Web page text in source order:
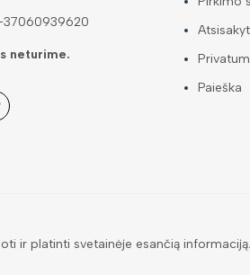
neturime.
Paieška
ir platinti svetainėje esančią informaciją.